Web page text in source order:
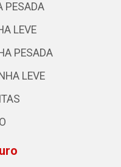
PESADA
LEVE
PESADA
LEVE